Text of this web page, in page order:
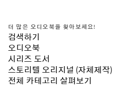
더 많은 오디오북을 찾아보세요!
검색하기
오디오북
시리즈 도서
스토리텔 오리지널 (자체제작)
전체 카테고리 살펴보기